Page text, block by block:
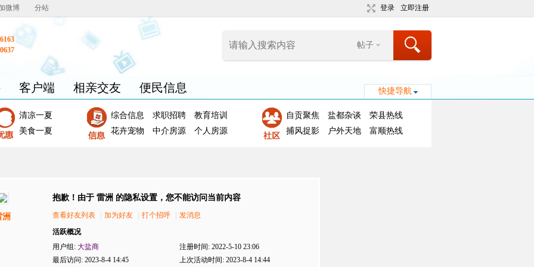
微博 分站 登录 立即注册
帖子
快捷导航
客户端 相亲交友 便民信息
清凉一夏
美食一夏
综合信息 求职招聘
教育培训
花卉宠物
中介房源 个人房源
自贡聚焦 盐都杂谈
荣县热线
捕风捉影
户外天地 富顺热线
洲
抱歉！由于 雷洲 的隐私设置，您不能访问当前内容
查看好友列表 加为好友 打个招呼
发消息
活跃概况
用户组: 大盐商
注册时间: 2022-5-10 23:06
最后访问: 2023-8-4 14:45
上次活动时间: 2023-8-4 14:44